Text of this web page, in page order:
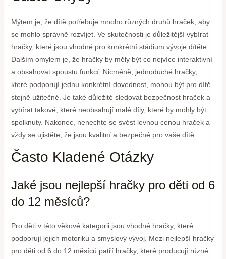
Mýtem je, že dítě potřebuje mnoho různých druhů hraček, aby
se mohlo správně rozvíjet. Ve skutečnosti je důležitější vybírat
hračky, které jsou vhodné pro konkrétní stádium vývoje dítěte.
Dalším omylem je, že hračky by měly být co nejvíce interaktivní
a obsahovat spoustu funkcí. Nicméně, jednoduché hračky,
které podporují jednu konkrétní dovednost, mohou být pro dítě
stejně užitečné. Je také důležité sledovat bezpečnost hraček a
vybírat takové, které neobsahují malé díly, které by mohly být
spolknuty. Nakonec, nenechte se svést levnou cenou hraček a
vždy se ujistěte, že jsou kvalitní a bezpečné pro vaše dítě.
Často Kladené Otázky
Jaké jsou nejlepší hračky pro děti od 6
do 12 měsíců?
Pro děti v této věkové kategorii jsou vhodné hračky, které
podporují jejich motoriku a smyslový vývoj. Mezi nejlepší hračky
pro děti od 6 do 12 měsíců patří hračky, které producují různé